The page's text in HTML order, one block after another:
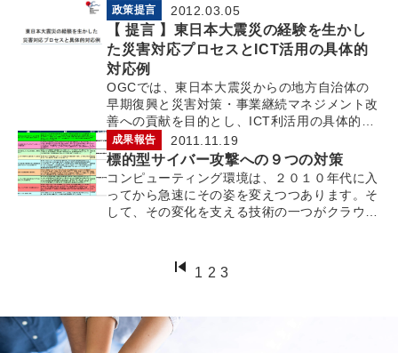
造事業」の 2 つの事例を...
政策提言 2012.03.05
【 提言 】東日本大震災の経験を生かし
た災害対応プロセスとICT活用の具体的
対応例
OGCでは、東日本大震災からの地方自治体の
早期復興と災害対策・事業継続マネジメント改
善への貢献を目的とし、ICT利活用の具体的な
対応を提言としてまとめ、「東日本...
成果報告 2011.11.19
標的型サイバー攻撃への９つの対策
コンピューティング環境は、２０１０年代に入
ってから急速にその姿を変えつつあります。そ
して、その変化を支える技術の一つがクラウド
1 2 3